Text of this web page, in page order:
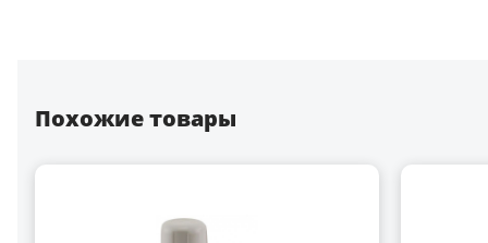
Похожие товары